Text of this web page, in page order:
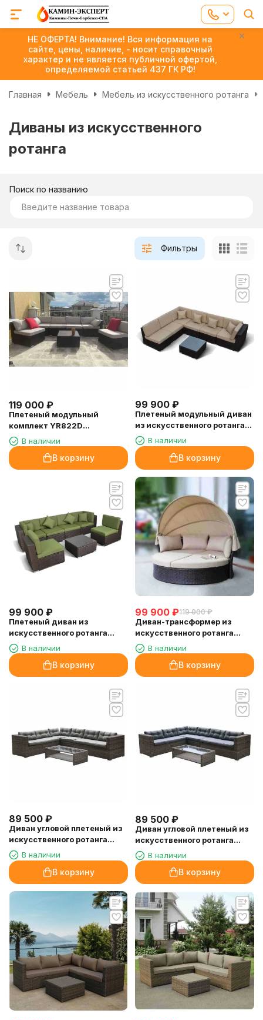
НЕ ОФЕРТА! Внимание! Вся информация на
сайте, цены, наличие, - носит справочный
характер и не является публичной офертой,
определяемой статьей 437 ГК РФ!
Главная Мебель Мебель из искусственного ротанга
Диваны из искусственного
ротанга
Поиск по названию
Фильтры
119 000 ₽
Плетеный модульный
комплект YR822D
Brown/Beige
В наличии
В корзину
99 900 ₽
Плетеный модульный диван
из искусственного ротанга
YR822 Brown
В наличии
В корзину
99 900 ₽
Плетеный диван из
искусственного ротанга
YR822BG Brown/Green
В наличии
В корзину
99 900 ₽119 000 ₽
Диван-трансформер из
искусственного ротанга
AFM-325B Brown
В наличии
В корзину
89 500 ₽
Диван угловой плетеный из
искусственного ротанга
AFM-305A Brown/Olive
В наличии
В корзину
89 500 ₽
Диван угловой плетеный из
искусственного ротанга
AFM-305B Brown/Grey
В наличии
В корзину